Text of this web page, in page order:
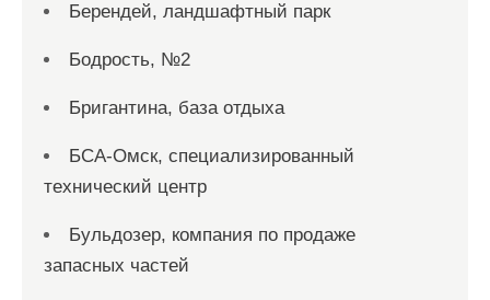
Берендей, ландшафтный парк
Бодрость, №2
Бригантина, база отдыха
БСА-Омск, специализированный
технический центр
Бульдозер, компания по продаже
запасных частей